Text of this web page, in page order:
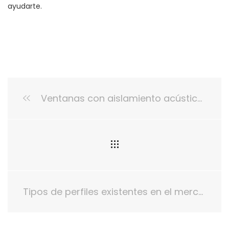
ayudarte.
Ventanas con aislamiento acústico y térmico
Tipos de perfiles existentes en el mercado para las ventanas de tu hogar